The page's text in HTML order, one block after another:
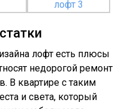
лофт есть плюсы
недорогой ремонт
В квартире с таким
и света, который